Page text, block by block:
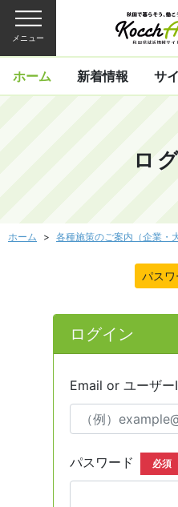
メニュー
ホーム 新着情報 サ
ロ
ホーム 各種施策のご案内（企業・
パス
ログイン
Email or ユーザー
パスワード 必須